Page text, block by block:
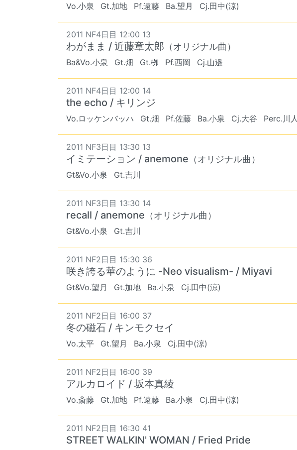
Vo.小泉 Gt.加地 Pf.遠藤 Ba.望月 Cj.田中(涼)
2011 NF4日目 12:00 13
わがまま / 近藤章太郎 （オリジナル曲）
Ba&Vo.小泉 Gt.畑 Gt.栁 Pf.西岡 Cj.山邉
2011 NF4日目 12:00 14
the echo / キリンジ
Vo.ロッケンバッハ Gt.畑 Pf.佐藤 Ba.小泉 Cj.大谷 Perc.川人
2011 NF3日目 13:30 13
イミテーション / anemone （オリジナル曲）
Gt&Vo.小泉 Gt.吉川
2011 NF3日目 13:30 14
recall / anemone （オリジナル曲）
Gt&Vo.小泉 Gt.吉川
2011 NF2日目 15:30 36
咲き誇る華のように -Neo visualism- / Miyavi
Gt&Vo.望月 Gt.加地 Ba.小泉 Cj.田中(涼)
2011 NF2日目 16:00 37
冬の磁石 / キンモクセイ
Vo.太平 Gt.望月 Ba.小泉 Cj.田中(涼)
2011 NF2日目 16:00 39
アルカロイド / 坂本真綾
Vo.斎藤 Gt.加地 Pf.遠藤 Ba.小泉 Cj.田中(涼)
2011 NF2日目 16:30 41
STREET WALKIN' WOMAN / Fried Pride